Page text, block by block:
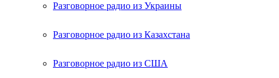
Разговорное радио из Украины
Разговорное радио из Казахстана
Разговорное радио из США